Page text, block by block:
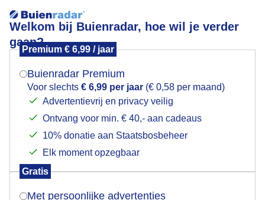
Welkom bij Buienradar, hoe wil je verder
gaan?
Premium € 6,99 / jaar
Buienradar Premium
Voor slechts € 6,99 per jaar (€ 0,58 per maand)
Advertentievrij en privacy veilig
Ontvang voor min. € 40,- aan cadeaus
10% donatie aan Staatsbosbeheer
Elk moment opzegbaar
Gratis
Met persoonlijke advertenties
Schaapskudde op het Orvelterveld.
Mogen we je locatie gebruiken voor het
Indien je hier nog geen akkoord op hebt gegeven,
verschijnt er zo een pop-up uit je browser waarin
Is goed, toon de popup